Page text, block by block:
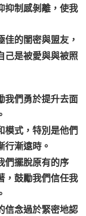
抑制感剝離，使我
佳的閨密與盟友，
己是被愛與與被照
我們勇於提升去面
模式，特別是他們
行漸遠時。
們擺脫原有的序
，鼓勵我們信任我
信念過於緊密地認